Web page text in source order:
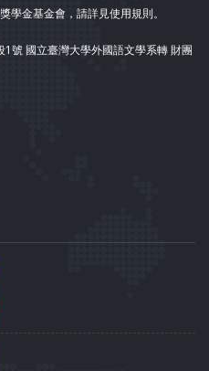
學金基金會，請詳見使用規則。
號 國立臺灣大學外國語文學系轉 財團